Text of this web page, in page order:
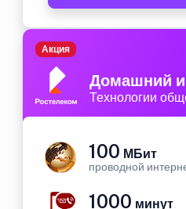
Домашний
Технологии
Акция
100 МБит
проводной
1000 минут